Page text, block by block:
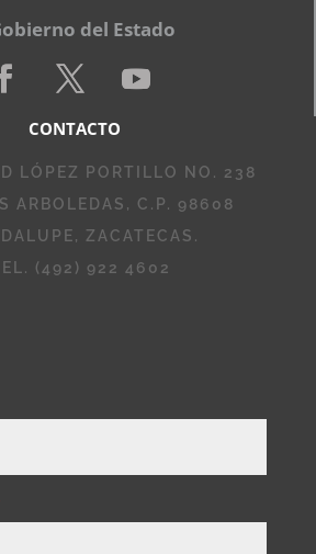
del Estado
CONTACTO
LÓPEZ PORTILLO NO. 238
ARBOLEDAS, C.P. 98608
ZACATECAS.
(492) 922 4602